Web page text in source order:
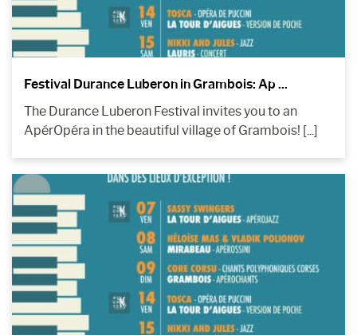
Festival Durance Luberon in Grambois: Ap ...
The Durance Luberon Festival invites you to an
ApérOpéra in the beautiful village of Grambois! [...]